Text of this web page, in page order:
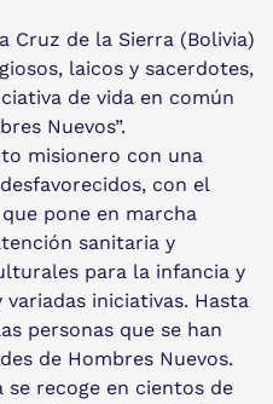
Cruz de la Sierra (Bolivia)
laicos y sacerdotes,
de vida en común
Nuevos”.
misionero con una
con el
pone en marcha
sanitaria y
para la infancia y
iniciativas. Hasta
personas que se han
de Hombres Nuevos.
recoge en cientos de